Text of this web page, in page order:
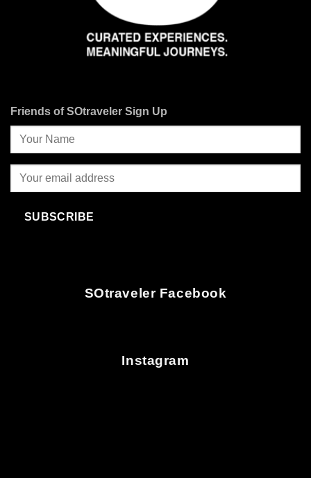
Friends of SOtraveler Sign Up
SUBSCRIBE
SOtraveler Facebook
Instagram